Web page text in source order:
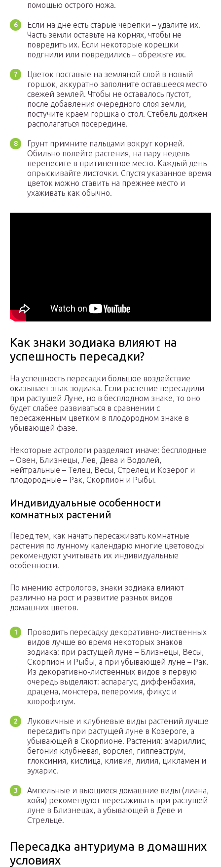
помощью острого ножа.
Если на дне есть старые черепки – удалите их.
Часть земли оставьте на корнях, чтобы не
повредить их. Если некоторые корешки
подгнили или повредились – обрежьте их.
Цветок поставьте на земляной слой в новый
горшок, аккуратно заполните оставшееся место
свежей землей. Чтобы не оставалось пустот,
после добавления очередного слоя земли,
постучите краем горшка о стол. Стебель должен
располагаться посередине.
Грунт примните пальцами вокруг корней.
Обильно полейте растения, на пару недель
перенесите в притиненное место. Каждый день
опрыскивайте листочки. Спустя указанное время
цветок можно ставить на прежнее место и
ухаживать как обычно.
Как знаки зодиака влияют на
успешность пересадки?
На успешность пересадки большое воздействие
оказывает знак зодиака. Если растение пересадили
при растущей Луне, но в бесплодном знаке, то оно
будет слабее развиваться в сравнении с
пересаженным цветком в плодородном знаке в
убывающей фазе.
Некоторые астрологи разделяют иначе: бесплодные
– Овен, Близнецы, Лев, Дева и Водолей,
нейтральные – Телец, Весы, Стрелец и Козерог и
плодородные – Рак, Скорпион и Рыбы.
Индивидуальные особенности
комнатных растений
Перед тем, как начать пересаживать комнатные
растения по лунному календарю многие цветоводы
рекомендуют учитывать их индивидуальные
особенности.
По мнению астрологов, знаки зодиака влияют
различно на рост и развитие разных видов
домашних цветов.
Проводить пересадку декоративно-лиственных
видов лучше во время некоторых знаков
зодиака: при растущей луне – Близнецы, Весы,
Скорпион и Рыбы, а при убывающей луне – Рак.
Из декоративно-лиственных видов в первую
очередь выделяют: аспарагус, диффенбахия,
драцена, монстера, пеперомия, фикус и
хлорофитум.
Луковичные и клубневые виды растений лучше
пересадить при растущей луне в Козероге, а
убывающей в Скорпионе. Растения: амариллис,
бегония клубневая, ворслея, гиппеаструм,
глоксиния, кислица, кливия, лилия, цикламен и
эухарис.
Ампельные и вьющиеся домашние виды (лиана,
хойя) рекомендуют пересаживать при растущей
луне в Близнецах, а убывающей в Деве и
Стрельце.
Пересадка антуриума в домашних
условиях